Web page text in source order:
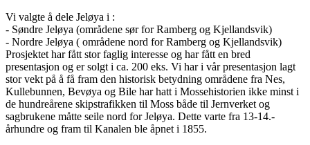
Vi valgte å dele Jeløya i :
- Søndre Jeløya (områdene sør for Ramberg og Kjellandsvik)
- Nordre Jeløya ( områdene nord for Ramberg og Kjellandsvik)
Prosjektet har fått stor faglig interesse og har fått en bred
presentasjon og er solgt i ca. 200 eks. Vi har i vår presentasjon lagt
stor vekt på å få fram den historisk betydning områdene fra Nes,
Kullebunnen, Bevøya og Bile har hatt i Mossehistorien ikke minst i
de hundreårene skipstrafikken til Moss både til Jernverket og
sagbrukene måtte seile nord for Jeløya. Dette varte fra 13-14.-
århundre og fram til Kanalen ble åpnet i 1855.